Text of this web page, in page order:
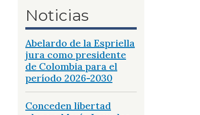
Noticias
Abelardo de la Espriella
jura como presidente
de Colombia para el
período 2026-2030
Conceden libertad